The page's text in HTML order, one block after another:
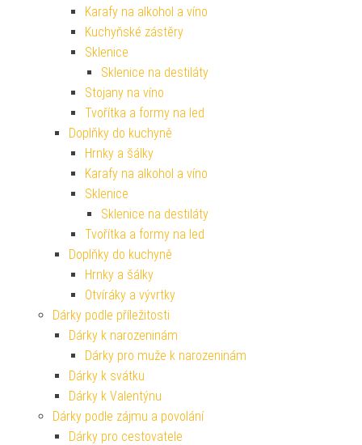
Karafy na alkohol a víno
Kuchyňské zástěry
Sklenice
Sklenice na destiláty
Stojany na víno
Tvořítka a formy na led
Doplňky do kuchyně
Hrnky a šálky
Karafy na alkohol a víno
Sklenice
Sklenice na destiláty
Tvořítka a formy na led
Doplňky do kuchyně
Hrnky a šálky
Otvíráky a vývrtky
Dárky podle příležitosti
Dárky k narozeninám
Dárky pro muže k narozeninám
Dárky k svátku
Dárky k Valentýnu
Dárky podle zájmu a povolání
Dárky pro cestovatele